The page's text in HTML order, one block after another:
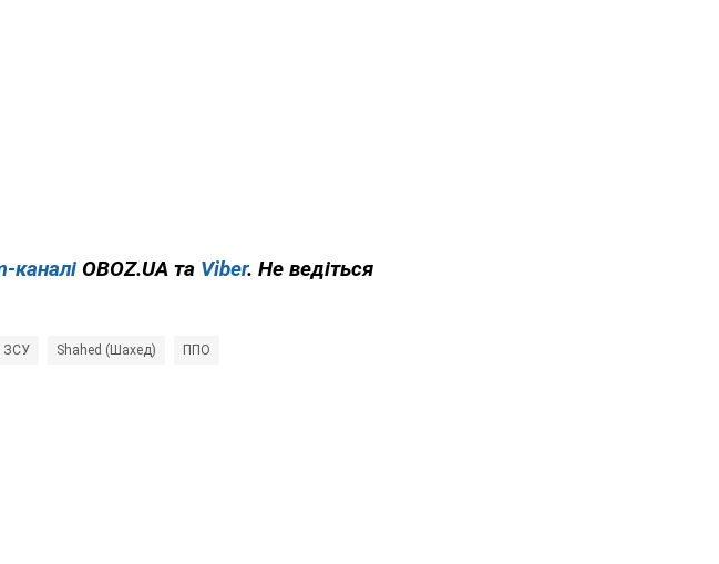
каналі OBOZ.UA та Viber. Не ведіться
ЗСУ Shahed (Шахед) ППО